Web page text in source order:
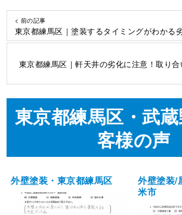
< 前の記事
東京都練馬区｜塗装するタイミングがわかる
東京都練馬区｜軒天井の劣化に注意！取り
東京都練馬区・武
客様の声
外壁塗装・東京都練馬区
外壁塗装/
米市